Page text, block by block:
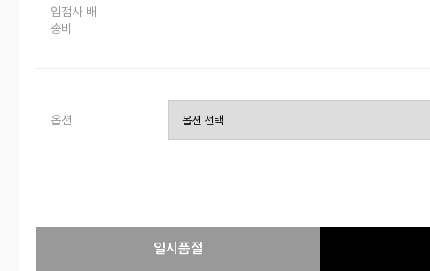
입점사 배
송비
옵션
일시품절